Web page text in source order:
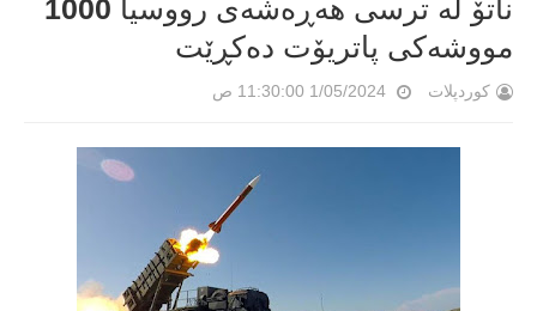
ناتۆ لە ترسی هەڕەشەی رووسیا 1000
مووشەکی پاتریۆت دەکڕێت
کوردپلات 1/05/2024 11:30:00 ص